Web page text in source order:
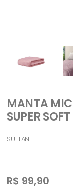
MANTA
SUPER
SULTAN
R$ 99,90